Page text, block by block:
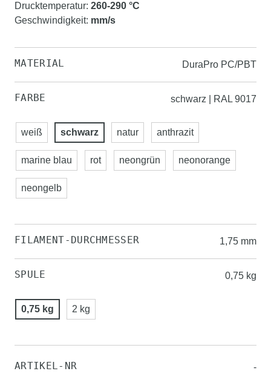
Drucktemperatur: 260-290 °C
Geschwindigkeit: mm/s
MATERIAL DuraPro PC/PBT
FARBE schwarz | RAL 9017
weiß schwarz natur anthrazit
marine blau rot neongrün neonorange
neongelb
FILAMENT-DURCHMESSER 1,75 mm
SPULE 0,75 kg
0,75 kg 2 kg
ARTIKEL-NR -